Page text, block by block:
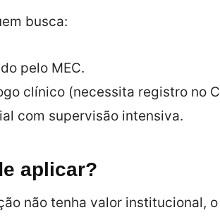
busca:
pelo MEC.
clínico (necessita registro no
com supervisão intensiva.
aplicar?
não tenha valor institucional,